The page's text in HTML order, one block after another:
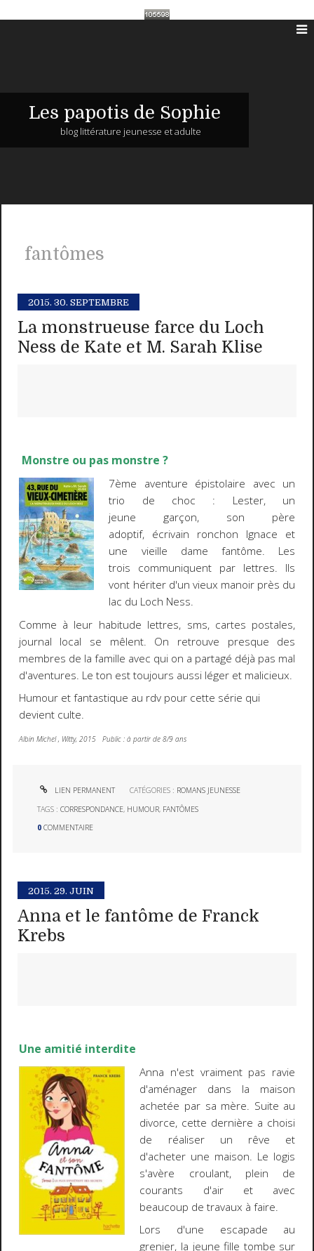
Les papotis de Sophie
blog littérature jeunesse et adulte
fantômes
2015. 30. SEPTEMBRE
La monstrueuse farce du Loch
Ness de Kate et M. Sarah Klise
Monstre ou pas monstre ?
7ème aventure épistolaire avec un
trio de choc : Lester, un
jeune garçon, son père
adoptif, écrivain ronchon Ignace et
une vieille dame fantôme. Les
trois communiquent par lettres. Ils
vont hériter d'un vieux manoir près du
lac du Loch Ness.
Comme à leur habitude lettres, sms, cartes postales,
journal local se mêlent. On retrouve presque des
membres de la famille avec qui on a partagé déjà pas mal
d'aventures. Le ton est toujours aussi léger et malicieux.
Humour et fantastique au rdv pour cette série qui
devient culte.
Albin Michel , Witty, 2015 Public : à partir de 8/9 ans
LIEN PERMANENT CATÉGORIES : ROMANS JEUNESSE
TAGS :CORRESPONDANCE, HUMOUR, FANTÔMES
0 COMMENTAIRE
2015. 29. JUIN
Anna et le fantôme de Franck
Krebs
Une amitié interdite
Anna n'est vraiment pas ravie
d'aménager dans la maison
achetée par sa mère. Suite au
divorce, cette dernière a choisi
de réaliser un rêve et
d'acheter une maison. Le logis
s'avère croulant, plein de
courants d'air et avec
beaucoup de travaux à faire.
Lors d'une escapade au
grenier, la jeune fille tombe sur